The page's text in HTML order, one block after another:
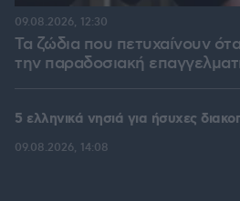
Τα ζώδια που πετυχαίνουν
την παραδοσιακή
09.08.2026, 12:30
5 ελληνικά νησιά για ήσυχες
09.08.2026, 14:08